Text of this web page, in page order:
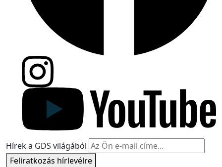
Hírek a GDS világából
Feliratkozás hírlevélre